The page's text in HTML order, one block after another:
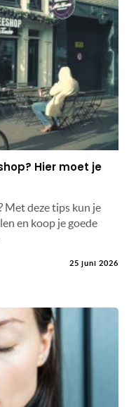
Hier moet je
Met deze tips kun je
en koop je goede
25 juni 2026